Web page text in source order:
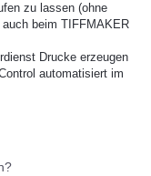
zu lassen (ohne
beim TIFFMAKER
Drucke erzeugen
automatisiert im